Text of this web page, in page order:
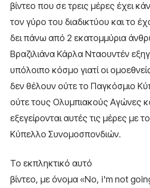
βίντεο που σε τρεις μέρες έχει
τον γύρο του διαδικτύου και το
δει πάνω από 2 εκατομμύρια
Βραζιλιάνα Κάρλα Νταουντέν
υπόλοιπο κόσμο γιατί οι
δεν θέλουν ούτε το Παγκόσμιο
ούτε τους Ολυμπιακούς Αγώνες
εξεγείρονται αυτές τις μέρες με το
Κύπελλο Συνομοσπονδιών.
Το εκπληκτικό αυτό
βίντεο, με όνομα «No, i'm not